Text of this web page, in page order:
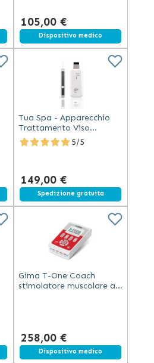
105,00 €
Dispositivo medico
Tua Spa - Apparecchio
Trattamento Viso
Ultrasuoni e Microcorrenti
5/5
149,00 €
Spedizione gratuita
Gima T-One Coach
stimolatore muscolare a
258,00 €
Spedizione gratuita
Dispositivo medico